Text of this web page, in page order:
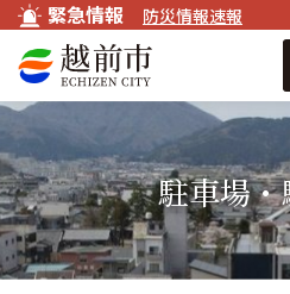
緊急情報 防災情報速報
駐車場